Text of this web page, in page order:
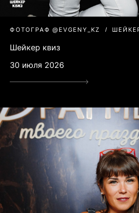
ФОТОГРАФ @EVGENY_KZ
Шейкер квиз
30 июля 2026